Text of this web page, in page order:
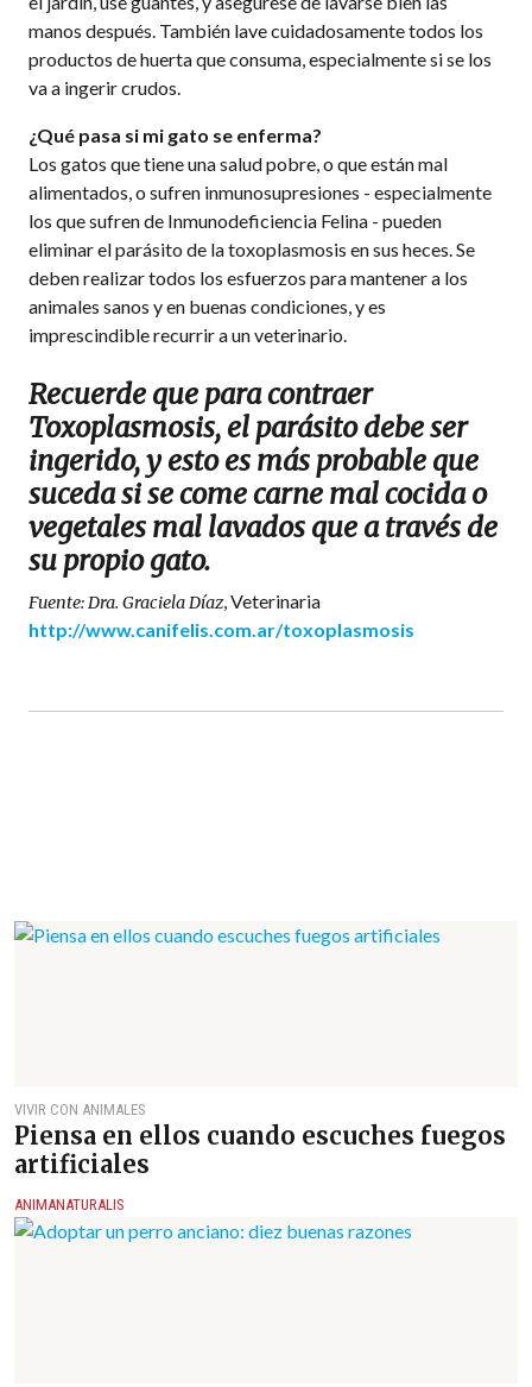
manos después. También lave cuidadosamente todos los
productos de huerta que consuma, especialmente si se los
va a ingerir crudos.
¿Qué pasa si mi gato se enferma?
Los gatos que tiene una salud pobre, o que están mal
alimentados, o sufren inmunosupresiones - especialmente
los que sufren de Inmunodeficiencia Felina - pueden
eliminar el parásito de la toxoplasmosis en sus heces. Se
deben realizar todos los esfuerzos para mantener a los
animales sanos y en buenas condiciones, y es
imprescindible recurrir a un veterinario.
Recuerde que para contraer
Toxoplasmosis, el parásito debe ser
ingerido, y esto es más probable que
suceda si se come carne mal cocida o
vegetales mal lavados que a través de
su propio gato.
Fuente:Dra. Graciela Dí­az, Veterinaria
http://www.canifelis.com.ar/toxoplasmosis
VIVIR CON ANIMALES
Piensa en ellos cuando escuches fuegos
artificiales
ANIMANATURALIS